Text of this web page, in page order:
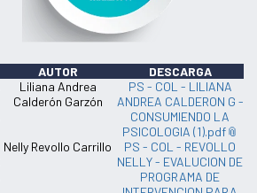
AUTOR
DESCARGA
Liliana Andrea
Calderón Garzón
PS - COL - LILIANA
ANDREA CALDERON G -
CONSUMIENDO LA
PSICOLOGIA (1).pdf
Nelly Revollo Carrillo
PS - COL - REVOLLO
NELLY - EVALUCION DE
PROGRAMA DE